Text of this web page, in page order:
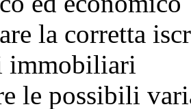
la corretta
immobiliari
le possibili